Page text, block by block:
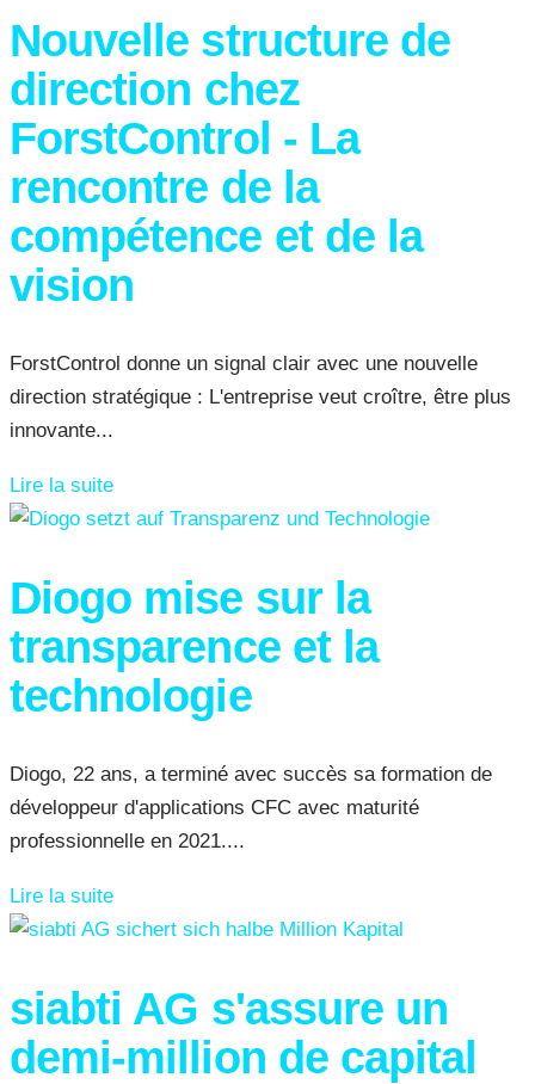
Nouvelle structure de
direction chez
ForstControl - La
rencontre de la
compétence et de la
vision
ForstControl donne un signal clair avec une nouvelle
direction stratégique : L'entreprise veut croître, être plus
innovante...
Lire la suite
Diogo mise sur la
transparence et la
technologie
Diogo, 22 ans, a terminé avec succès sa formation de
développeur d'applications CFC avec maturité
professionnelle en 2021....
Lire la suite
siabti AG s'assure un
demi-million de capital